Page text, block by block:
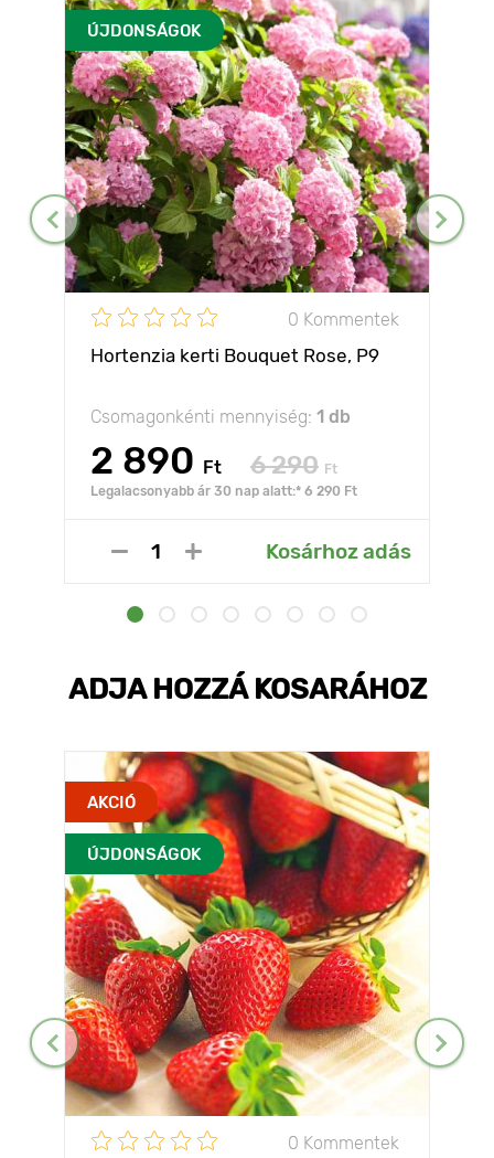
ÚJDONSÁGOK
0 Kommentek
Hortenzia kerti Bouquet Rose, P9
Csomagonkénti mennyiség: 1 db
2 890 Ft 6 290 Ft
Legalacsonyabb ár 30 nap alatt:* 6 290 Ft
Kosárhoz adás
ADJA HOZZÁ KOSARÁHOZ
AKCIÓ
ÚJDONSÁGOK
0 Kommentek